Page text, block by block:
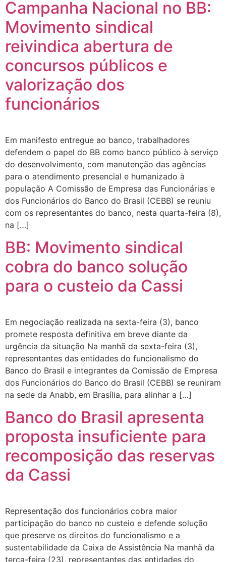
Campanha Nacional no BB:
Movimento sindical
reivindica abertura de
concursos públicos e
valorização dos
funcionários
Em manifesto entregue ao banco, trabalhadores
defendem o papel do BB como banco público à serviço
do desenvolvimento, com manutenção das agências
para o atendimento presencial e humanizado à
população A Comissão de Empresa das Funcionárias e
dos Funcionários do Banco do Brasil (CEBB) se reuniu
com os representantes do banco, nesta quarta-feira (8),
na […]
BB: Movimento sindical
cobra do banco solução
para o custeio da Cassi
Em negociação realizada na sexta-feira (3), banco
promete resposta definitiva em breve diante da
urgência da situação Na manhã da sexta-feira (3),
representantes das entidades do funcionalismo do
Banco do Brasil e integrantes da Comissão de Empresa
dos Funcionários do Banco do Brasil (CEBB) se reuniram
na sede da Anabb, em Brasília, para alinhar a […]
Banco do Brasil apresenta
proposta insuficiente para
recomposição das reservas
da Cassi
Representação dos funcionários cobra maior
participação do banco no custeio e defende solução
que preserve os direitos do funcionalismo e a
sustentabilidade da Caixa de Assistência Na manhã da
terça-feira (23), representantes das entidades do